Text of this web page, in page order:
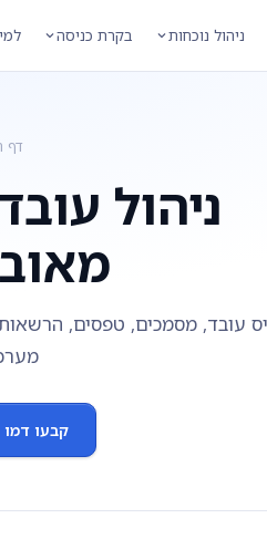
ניהול נוכחות בקרת כניסה
דף
קבעו דמו